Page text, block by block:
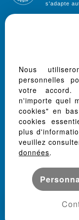
s'adapte
Grenade (31330)
Ondes (31330)
Port-sainte-foy-et-
Drudas (31480)
Le Burgaud (31330)
Lasserre (31530)
Larra (31330)
Saint-paul-sur-save
Castelnau-
Grisolles (82170)
Nous
personnelles
votre
n'importe quel
cookies" en
cookies
plus
veuillez
données.